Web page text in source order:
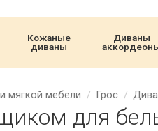
Кожаные
диваны
Диваны
мягкой мебели Грос
для